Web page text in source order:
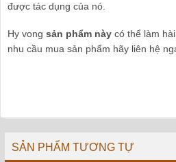
được tác dụng của nó.
Hy vong sản phẩm này có thể làm
nhu cầu mua sản phẩm hãy liên hệ
SẢN PHẨM TƯƠNG TỰ